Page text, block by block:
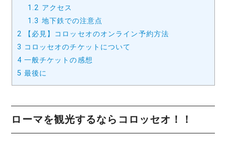
1.2 アクセス
1.3 地下鉄での注意点
2 【必見】コロッセオのオンライン予約方法
3 コロッセオのチケットについて
4 一般チケットの感想
5 最後に
ローマを観光するならコロッセオ！！